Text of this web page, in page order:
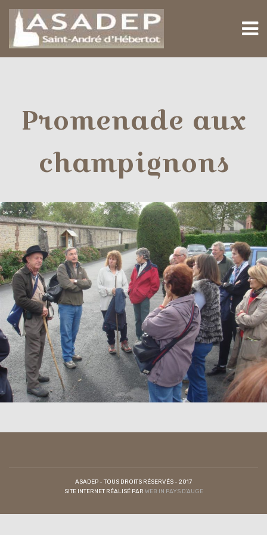
Promenade aux
champignons
ASADEP - TOUS DROITS RÉSERVÉS - 2017
SITE INTERNET RÉALISÉ PAR WEB IN PAYS D'AUGE